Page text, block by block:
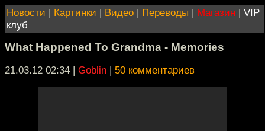
Новости | Картинки | Видео | Переводы | Магазин | VIP
клуб
What Happened To Grandma - Memories
21.03.12 02:34 | Goblin | 50 комментариев